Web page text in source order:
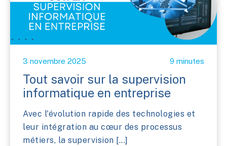
3 novembre 2025 9 minutes
Tout savoir sur la supervision
informatique en entreprise
Avec l'évolution rapide des technologies et
leur intégration au cœur des processus
métiers, la supervision [...]